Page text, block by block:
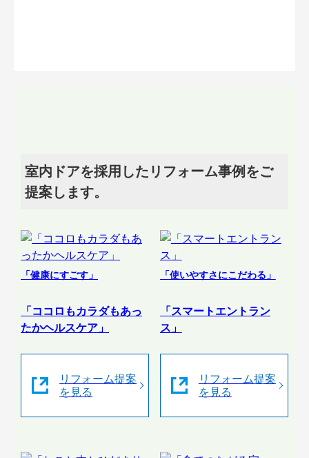
室内ドアを採用したリフォーム事例をご
提案します。
「健康にすごす」
「ココロもカラダもあっ
たかヘルスケア」
リフォーム提案
を見る
「使いやすさにこだわる」
「スマートエントラン
ス」
リフォーム提案
を見る